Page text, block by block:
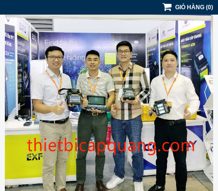
GIỎ HÀNG (0)